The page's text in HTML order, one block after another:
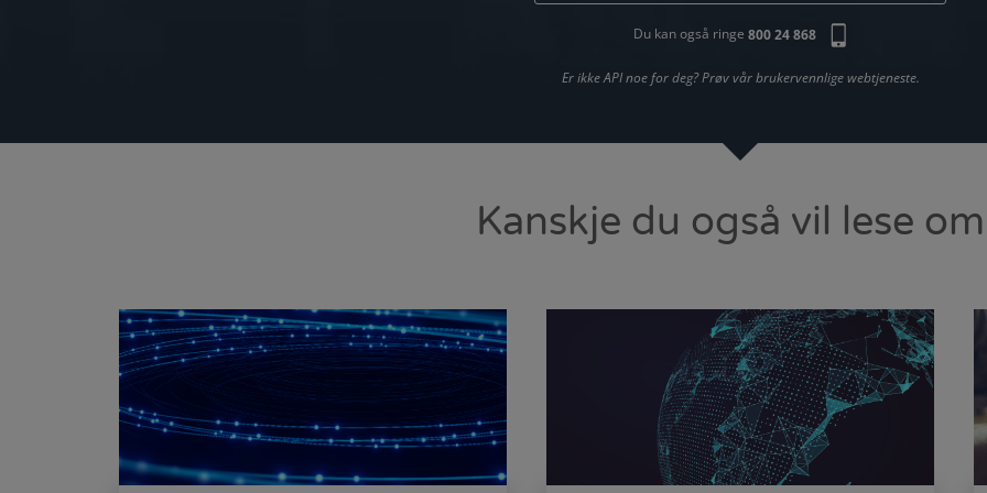
Du kan også ringe 800 24 868
Er ikke API noe for deg? Prøv vår brukervennlige webtjeneste.
Kanskje du også vil lese